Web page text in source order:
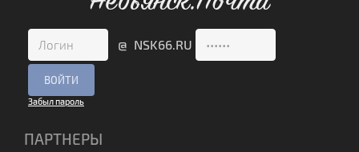
@ NSK66.RU
Забыл пароль
ПАРТНЕРЫ